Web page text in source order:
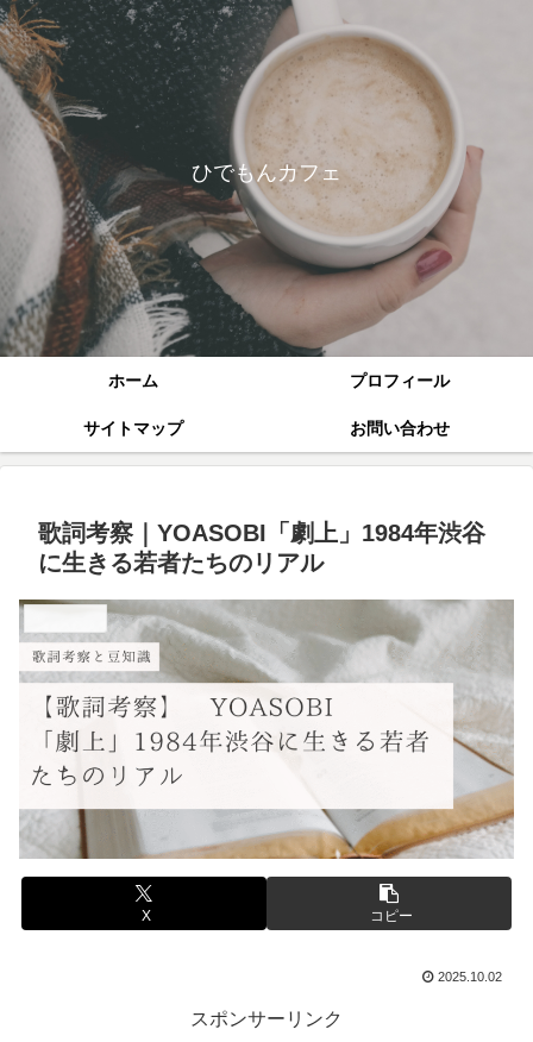
ひでもんカフェ
ホーム プロフィール
サイトマップ お問い合わせ
歌詞考察｜YOASOBI「劇上」1984年渋谷
に生きる若者たちのリアル
X コピー
2025.10.02
スポンサーリンク